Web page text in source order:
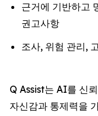
근거에 기반하고
권고사항
조사, 위험 관리,
Q Assist는 AI를 신
자신감과 통제력을